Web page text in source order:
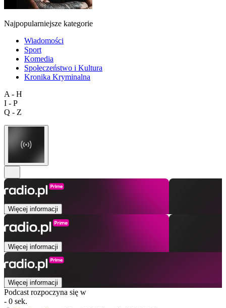
Najpopularniejsze kategorie
Wiadomości
Sport
Komedia
Społeczeństwo i Kultura
Kronika Kryminalna
A - H
I - P
Q - Z
Więcej informacji
Więcej informacji
Więcej informacji
Podcast rozpoczyna się w
- 0 sek.